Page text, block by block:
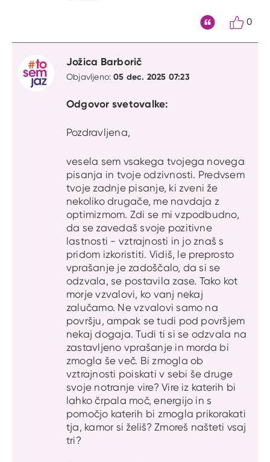
0
Jožica Barborič
Objavljeno:05 dec. 2025 07:23
Odgovor svetovalke:
Pozdravljena,
vesela sem vsakega tvojega novega
pisanja in tvoje odzivnosti. Predvsem
tvoje zadnje pisanje, ki zveni že
nekoliko drugače, me navdaja z
optimizmom. Zdi se mi vzpodbudno,
da se zavedaš svoje pozitivne
lastnosti - vztrajnosti in jo znaš s
pridom izkoristiti. Vidiš, le preprosto
vprašanje je zadoščalo, da si se
odzvala, se postavila zase. Tako kot
morje vzvalovi, ko vanj nekaj
zalučamo. Ne vzvalovi samo na
površju, ampak se tudi pod površjem
nekaj dogaja. Tudi ti si se odzvala na
zastavljeno vprašanje in morda bi
zmogla še več. Bi zmogla ob
vztrajnosti poiskati v sebi še druge
svoje notranje vire? Vire iz katerih bi
lahko črpala moč, energijo in s
pomočjo katerih bi zmogla prikorakati
tja, kamor si želiš? Zmoreš našteti vsaj
tri?